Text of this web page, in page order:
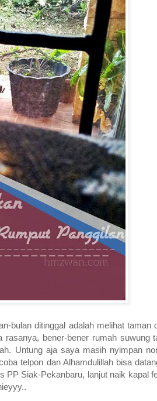
bulan ditinggal adalah melihat taman
bener-bener rumah suwung
Untung aja saya masih nyimpan
telpon dan Alhamdulillah bisa
Siak-Pekanbaru, lanjut naik kapal